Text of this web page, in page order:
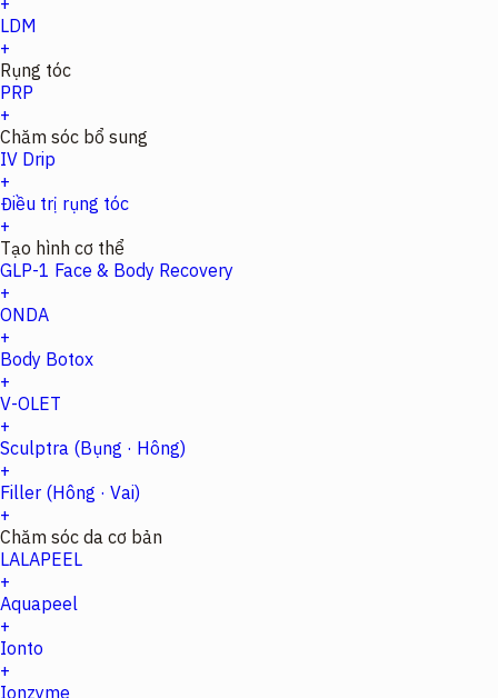
LDM
+
Rụng tóc
PRP
+
Chăm sóc bổ sung
IV Drip
+
Điều trị rụng tóc
+
Tạo hình cơ thể
GLP-1 Face & Body Recovery
+
ONDA
+
Body Botox
+
V-OLET
+
Sculptra (Bụng · Hông)
+
Filler (Hông · Vai)
+
Chăm sóc da cơ bản
LALAPEEL
+
Aquapeel
+
Ionto
+
Ionzyme